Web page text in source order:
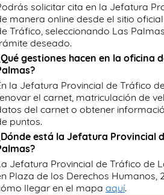
solicitar cita en la Jefatura
manera online desde el sitio
Tráfico, seleccionando Las
deseado.
gestiones hacen en la oficina
la Jefatura Provincial de Tráfico
el carnet, matriculación de
del carnet o obtener
puntos.
está la Jefatura Provincial
Jefatura Provincial de Tráfico de
Plaza de los Derechos Humanos,
llegar en el mapa aquí.